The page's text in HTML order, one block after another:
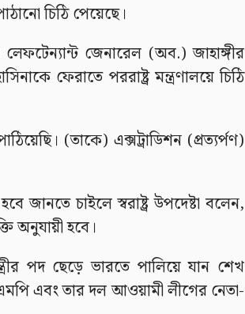
চিঠি পেয়েছে।
জেনারেল (অব.) জাহাঙ্গীর
ফেরাতে পররাষ্ট্র মন্ত্রণালয়ে চিঠি
(তাকে) এক্সট্রাডিশন (প্রত্যর্পণ)
চাইলে স্বরাষ্ট্র উপদেষ্টা বলেন,
অনুযায়ী হবে।
পদ ছেড়ে ভারতে পালিয়ে যান শেখ
এবং তার দল আওয়ামী লীগের নেতা-